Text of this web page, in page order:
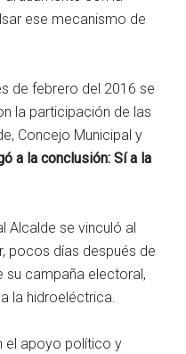
ese mecanismo de
de febrero del 2016 se
la participación de las
Concejo Municipal y
a la conclusión: Sí a la
Alcalde se vinculó al
pocos días después de
su campaña electoral,
a la hidroeléctrica.
el apoyo político y